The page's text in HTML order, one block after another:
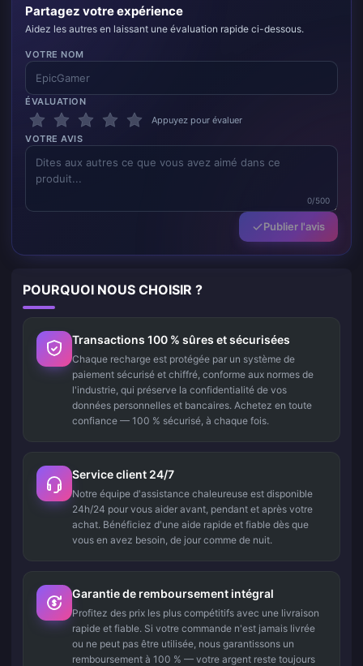
Partagez votre expérience
Aidez les autres en laissant une évaluation rapide ci-dessous.
VOTRE NOM
ÉVALUATION
Appuyez pour évaluer
VOTRE AVIS
0/500
Publier l'avis
POURQUOI NOUS CHOISIR ?
Transactions 100 % sûres et sécurisées
Chaque recharge est protégée par un système de
paiement sécurisé et chiffré, conforme aux normes de
l'industrie, qui préserve la confidentialité de vos
données personnelles et bancaires. Achetez en toute
confiance — 100 % sécurisé, à chaque fois.
Service client 24/7
Notre équipe d'assistance chaleureuse est disponible
24h/24 pour vous aider avant, pendant et après votre
achat. Bénéficiez d'une aide rapide et fiable dès que
vous en avez besoin, de jour comme de nuit.
Garantie de remboursement intégral
Profitez des prix les plus compétitifs avec une livraison
rapide et fiable. Si votre commande n'est jamais livrée
ou ne peut pas être utilisée, nous garantissons un
remboursement à 100 % — votre argent reste toujours